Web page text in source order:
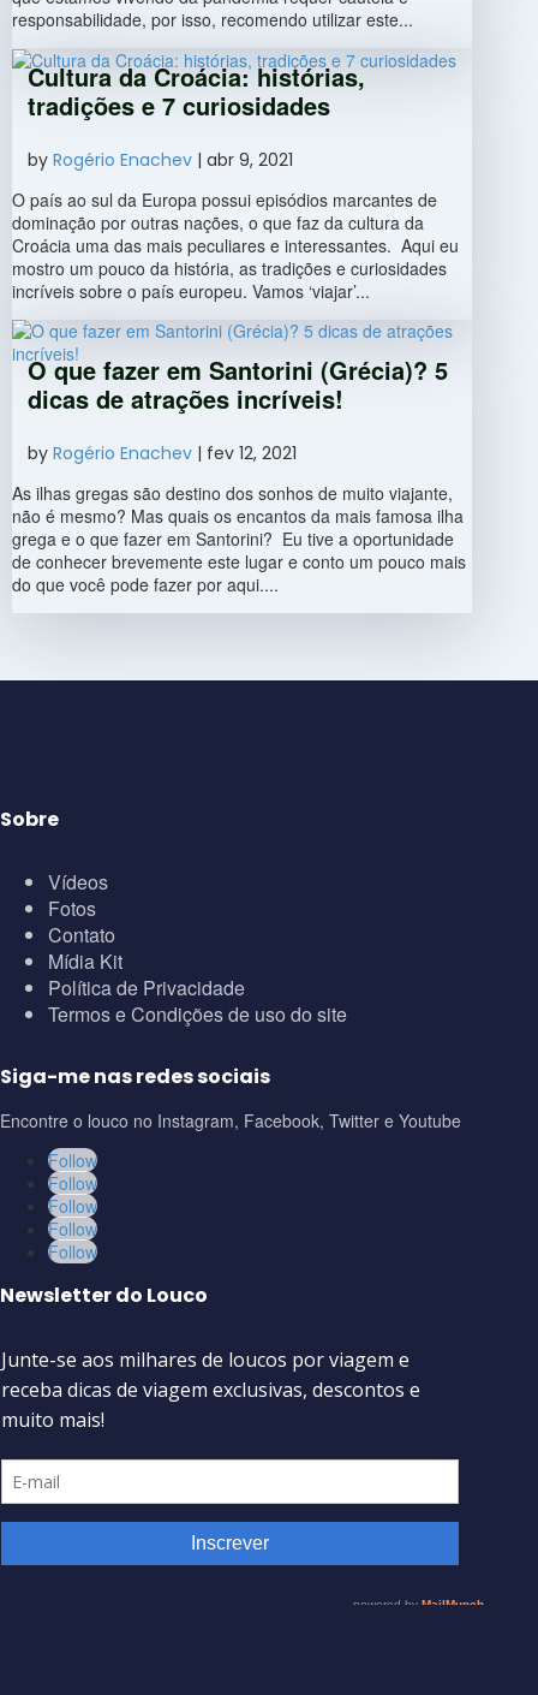
responsabilidade, por isso, recomendo utilizar este...
Cultura da Croácia: histórias,
tradições e 7 curiosidades
by Rogério Enachev | abr 9, 2021
O país ao sul da Europa possui episódios marcantes de
dominação por outras nações, o que faz da cultura da
Croácia uma das mais peculiares e interessantes. Aqui eu
mostro um pouco da história, as tradições e curiosidades
incríveis sobre o país europeu. Vamos ‘viajar’...
O que fazer em Santorini (Grécia)? 5
dicas de atrações incríveis!
by Rogério Enachev | fev 12, 2021
As ilhas gregas são destino dos sonhos de muito viajante,
não é mesmo? Mas quais os encantos da mais famosa ilha
grega e o que fazer em Santorini? Eu tive a oportunidade
de conhecer brevemente este lugar e conto um pouco mais
do que você pode fazer por aqui....
Sobre
Vídeos
Fotos
Contato
Mídia Kit
Política de Privacidade
Termos e Condições de uso do site
Siga-me nas redes sociais
Encontre o louco no Instagram, Facebook, Twitter e Youtube
Follow
Follow
Follow
Follow
Follow
Newsletter do Louco